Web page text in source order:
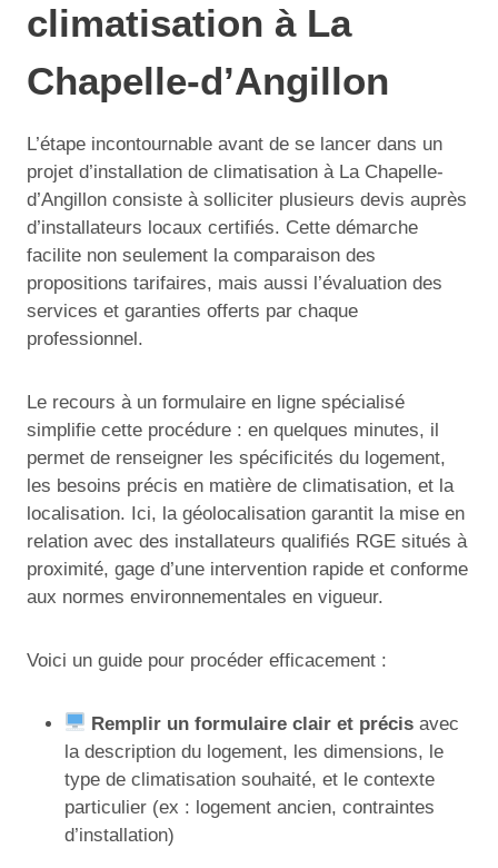
climatisation à La
Chapelle-d’Angillon
L’étape incontournable avant de se lancer dans un
projet d’installation de climatisation à La Chapelle-
d’Angillon consiste à solliciter plusieurs devis auprès
d’installateurs locaux certifiés. Cette démarche
facilite non seulement la comparaison des
propositions tarifaires, mais aussi l’évaluation des
services et garanties offerts par chaque
professionnel.
Le recours à un formulaire en ligne spécialisé
simplifie cette procédure : en quelques minutes, il
permet de renseigner les spécificités du logement,
les besoins précis en matière de climatisation, et la
localisation. Ici, la géolocalisation garantit la mise en
relation avec des installateurs qualifiés RGE situés à
proximité, gage d’une intervention rapide et conforme
aux normes environnementales en vigueur.
Voici un guide pour procéder efficacement :
Remplir un formulaire clair et précis avec
la description du logement, les dimensions, le
type de climatisation souhaité, et le contexte
particulier (ex : logement ancien, contraintes
d’installation)